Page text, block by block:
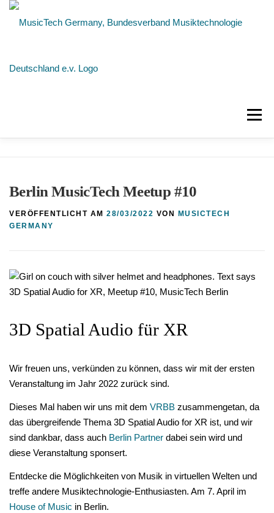
Zum
Inhalt
Menü
Berlin MusicTech Meetup #10
VERÖFFENTLICHT AM 28/03/2022 VON
MUSICTECH
GERMANY
3D Spatial Audio für XR
Wir freuen uns, verkünden zu können, dass wir mit der ersten
Veranstaltung im Jahr 2022 zurück sind.
Dieses Mal haben wir uns mit dem VRBB zusammengetan, da
das übergreifende Thema 3D Spatial Audio for XR ist, und wir
sind dankbar, dass auch Berlin Partner dabei sein wird und
diese Veranstaltung sponsert.
Entdecke die Möglichkeiten von Musik in virtuellen Welten und
treffe andere Musiktechnologie-Enthusiasten. Am 7. April im
House of Music in Berlin.